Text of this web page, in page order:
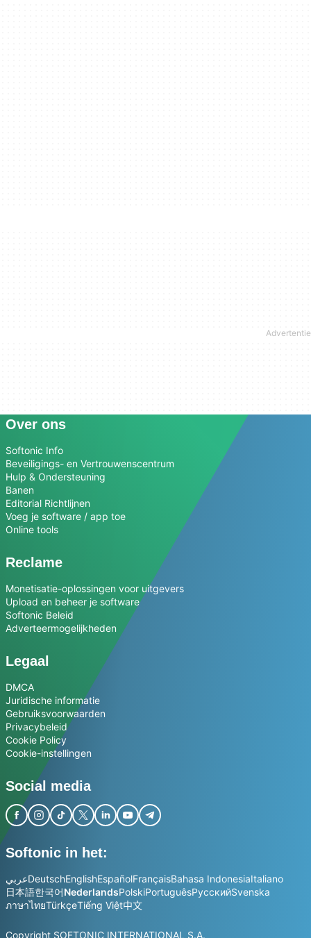
Over ons
Softonic Info
Beveiligings- en Vertrouwenscentrum
Hulp & Ondersteuning
Banen
Editorial Richtlijnen
Voeg je software / app toe
Online tools
Reclame
Monetisatie-oplossingen voor uitgevers
Upload en beheer je software
Softonic Beleid
Adverteermogelijkheden
Legaal
DMCA
Juridische informatie
Gebruiksvoorwaarden
Privacybeleid
Cookie Policy
Cookie-instellingen
Social media
Softonic in het:
عربيDeutschEnglishEspañolFrançaisBahasa IndonesiaItaliano
日本語한국어NederlandsPolskiPortuguêsРусскийSvenska
ภาษาไทยTürkçeTiếng Việt中文
Copyright SOFTONIC INTERNATIONAL S.A.